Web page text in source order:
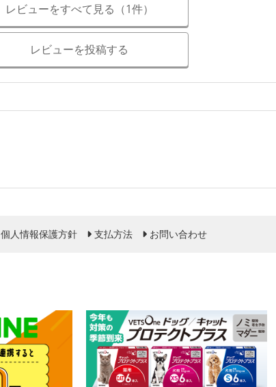
レビューをすべて見る（1件）
レビューを投稿する
個人情報保護方針 支払方法 お問い合わせ